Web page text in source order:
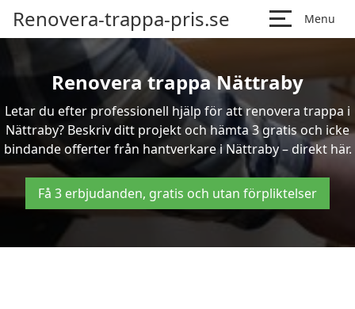
Renovera-trappa-pris.se Menu
Renovera trappa Nättraby
Letar du efter professionell hjälp för att renovera trappa i
Nättraby? Beskriv ditt projekt och hämta 3 gratis och icke
bindande offerter från hantverkare i Nättraby – direkt här.
Få 3 erbjudanden, gratis och utan förpliktelser